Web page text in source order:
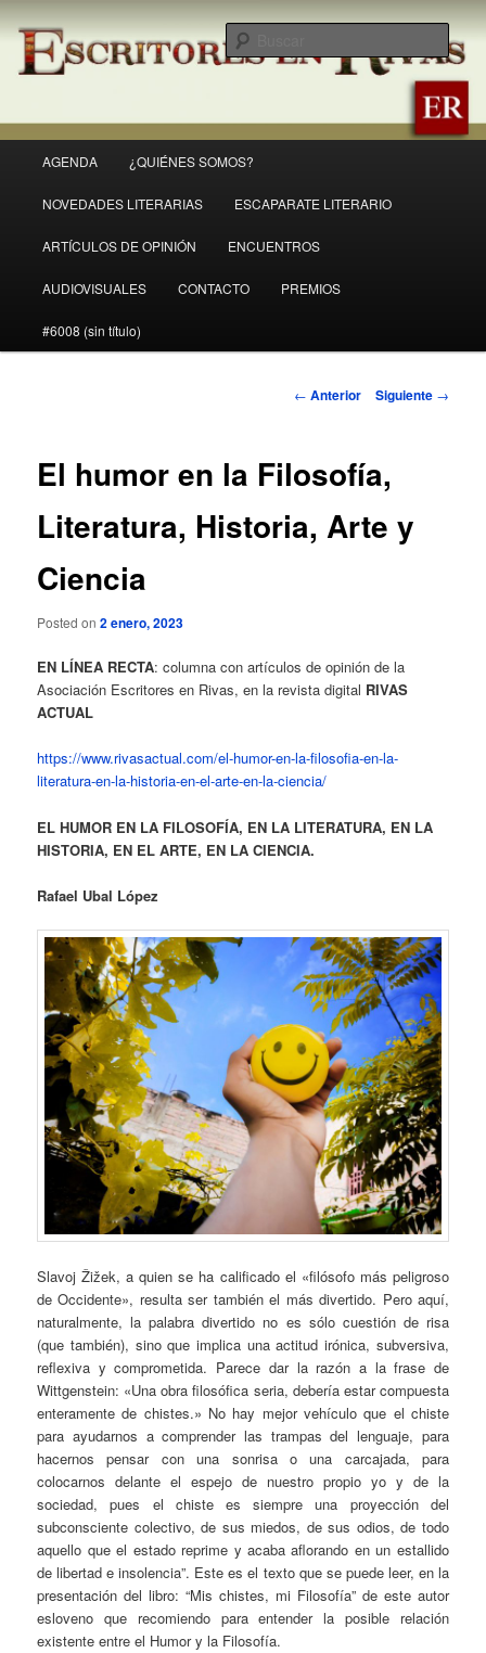
Ir
al
contenido
principal
Revista Escritores en Rivas
principal
AGENDA ¿QUIÉNES SOMOS?
NOVEDADES LITERARIAS ESCAPARATE LITERARIO
ARTÍCULOS DE OPINIÓN ENCUENTROS
AUDIOVISUALES CONTACTO PREMIOS
#6008 (sin título)
Navegación
← Anterior Siguiente →
El humor en la Filosofía,
Literatura, Historia, Arte y
Ciencia
Posted on2 enero, 2023
EN LÍNEA RECTA: columna con artículos de opinión de la
Asociación Escritores en Rivas, en la revista digital RIVAS
ACTUAL
https://www.rivasactual.com/el-humor-en-la-filosofia-en-la-
literatura-en-la-historia-en-el-arte-en-la-ciencia/
EL HUMOR EN LA FILOSOFÍA, EN LA LITERATURA, EN LA
HISTORIA, EN EL ARTE, EN LA CIENCIA.
Rafael Ubal López
Slavoj Žižek, a quien se ha calificado el «filósofo más peligroso
de Occidente», resulta ser también el más divertido. Pero aquí,
naturalmente, la palabra divertido no es sólo cuestión de risa
(que también), sino que implica una actitud irónica, subversiva,
reflexiva y comprometida. Parece dar la razón a la frase de
Wittgenstein: «Una obra filosófica seria, debería estar compuesta
enteramente de chistes.» No hay mejor vehículo que el chiste
para ayudarnos a comprender las trampas del lenguaje, para
hacernos pensar con una sonrisa o una carcajada, para
colocarnos delante el espejo de nuestro propio yo y de la
sociedad, pues el chiste es siempre una proyección del
subconsciente colectivo, de sus miedos, de sus odios, de todo
aquello que el estado reprime y acaba aflorando en un estallido
de libertad e insolencia”. Este es el texto que se puede leer, en la
presentación del libro: “Mis chistes, mi Filosofía” de este autor
esloveno que recomiendo para entender la posible relación
existente entre el Humor y la Filosofía.